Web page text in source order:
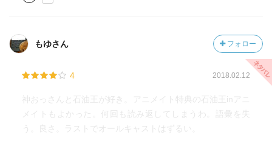
もゆさん フォロー
4 2018.02.12
神おっさんと石油王が好き。アニメイト特典の石油王inアニ
メイトもよかった。何回も読み返してしまうわ。語彙を失
う。良さ。ラストでオールキャストはずるい。